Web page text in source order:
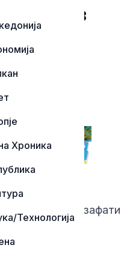
Хроника
Технологија
без
технички зафати
четврток
локации во